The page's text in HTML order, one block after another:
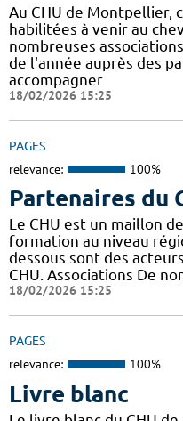
Au CHU de Montpellier,
habilitées à venir au
nombreuses
de l'année auprès des
accompagner
18/02/2026 15:25
PAGES
relevance: 100%
Partenaires du
Le CHU est un maillon
formation au niveau
dessous sont des
CHU. Associations De
18/02/2026 15:25
PAGES
relevance: 100%
Livre blanc